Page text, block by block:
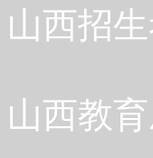
山西招
山西教